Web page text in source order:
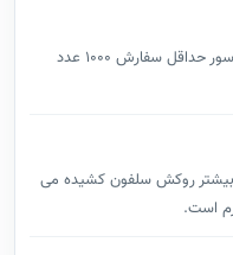
برای اضافه نمودن جیب در عطف و داخل کلاسور حداقل سفارش 1000 عدد
بیشتر روکش سلفون کشیده می